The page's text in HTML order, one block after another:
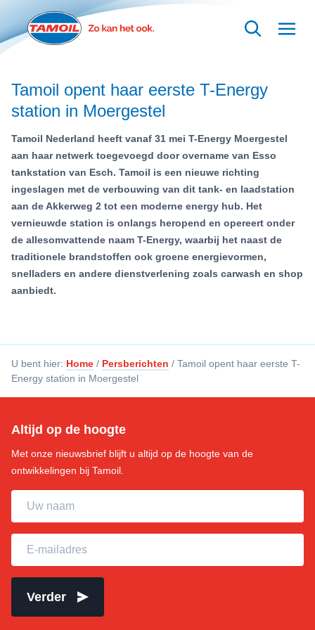
Ga naar hoofdinhoud
Tamoil opent haar eerste T-Energy
station in Moergestel
Tamoil Nederland heeft vanaf 31 mei T-Energy Moergestel
aan haar netwerk toegevoegd door overname van Esso
tankstation van Esch. Tamoil is een nieuwe richting
ingeslagen met de verbouwing van dit tank- en laadstation
aan de Akkerweg 2 tot een moderne energy hub. Het
vernieuwde station is onlangs heropend en opereert onder
de allesomvattende naam T-Energy, waarbij het naast de
traditionele brandstoffen ook groene energievormen,
snelladers en andere dienstverlening zoals carwash en shop
aanbiedt.
U bent hier: Home / Persberichten / Tamoil opent haar eerste T-
Energy station in Moergestel
Altijd op de hoogte
Met onze nieuwsbrief blijft u altijd op de hoogte van de
ontwikkelingen bij Tamoil.
Uw naam
E-mailadres
Verder